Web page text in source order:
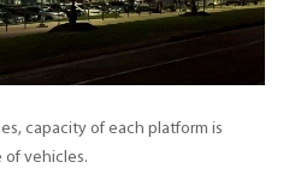
capacity of each platform is
of vehicles.